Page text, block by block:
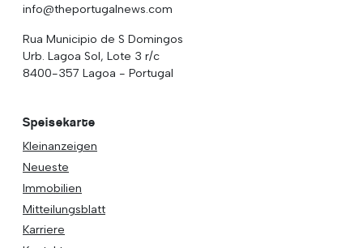
info@theportugalnews.com
Rua Municipio de S Domingos
Urb. Lagoa Sol, Lote 3 r/c
8400-357 Lagoa - Portugal
Speisekarte
Kleinanzeigen
Neueste
Immobilien
Mitteilungsblatt
Karriere